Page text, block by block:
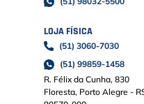
LOJA FÍSICA
(51) 3060-7030
(51) 99859-1458
R. Félix da Cunha, 830
Floresta, Porto Alegre -